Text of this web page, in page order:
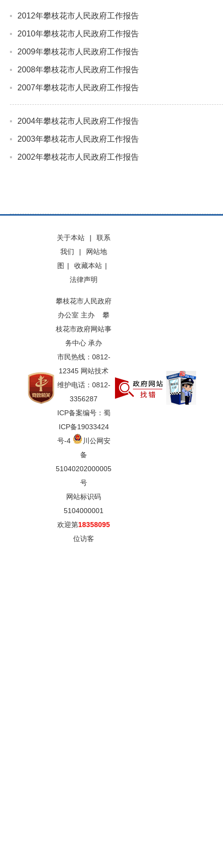
2012年攀枝花市人民政府工作报告
2010年攀枝花市人民政府工作报告
2009年攀枝花市人民政府工作报告
2008年攀枝花市人民政府工作报告
2007年攀枝花市人民政府工作报告
2004年攀枝花市人民政府工作报告
2003年攀枝花市人民政府工作报告
2002年攀枝花市人民政府工作报告
关于本站 |
联系
我们
|
网站地
图 | 收藏本站 |
法律声明
攀枝花市人民政府
办公室 主办 攀
枝花市政府网站事
务中心 承办
市民热线：0812-
12345 网站技术
维护电话：0812-
3356287
ICP备案编号：蜀
ICP备19033424
号-4
川公网安
备
51040202000005
号
网站标识码
5104000001
欢迎第18358095
位访客